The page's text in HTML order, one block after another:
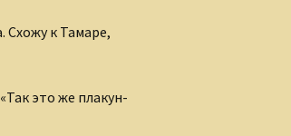
Схожу к Тамаре,
это же плакун-